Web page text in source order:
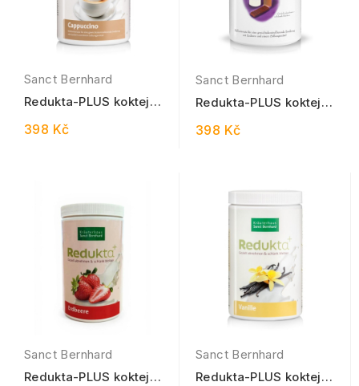
Sanct Bernhard
Redukta-PLUS koktejl
398 Kč
Sanct Bernhard
Redukta-PLUS koktejl
398 Kč
Sanct Bernhard
Redukta-PLUS koktejl
Sanct Bernhard
Redukta-PLUS koktejl